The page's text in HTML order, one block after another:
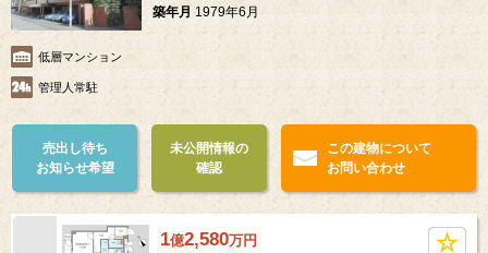
築年月 1979年6月
低層マンション
管理人常駐
売出し待ち
お知らせ希望
未公開情報の
確認
この建物について
お問い合わせ
1億2,580万円